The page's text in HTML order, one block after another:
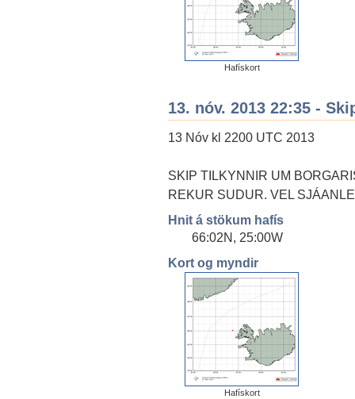
Hafískort
13. nóv. 2013 22:35 -
13 Nóv kl 2200 UTC 2013
SKIP TILKYNNIR UM
REKUR SUDUR. VEL
Hnit á stökum hafís
66:02N, 25:00W
Kort og myndir
Hafískort